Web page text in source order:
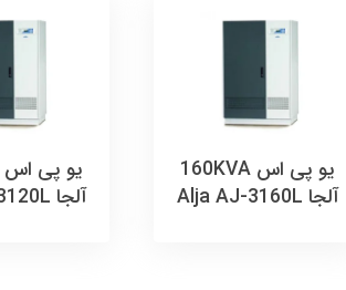
یو پی اس 160KVA
آلجا Alja AJ-3160L
آلجا Alja AJ-3120L